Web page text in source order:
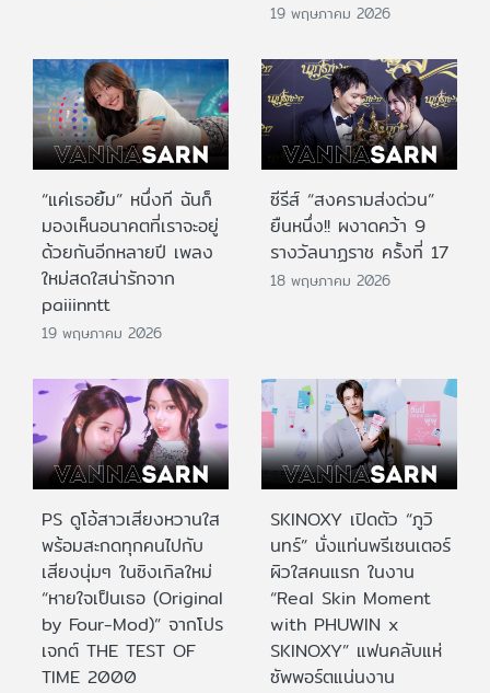
19 พฤษภาคม 2026
“แค่เธอยิ้ม” หนึ่งที ฉันก็
มองเห็นอนาคตที่เราจะอยู่
ด้วยกันอีกหลายปี เพลง
ใหม่สดใสน่ารักจาก
paiiinntt
19 พฤษภาคม 2026
ซีรีส์ “สงครามส่งด่วน”
ยืนหนึ่ง!! ผงาดคว้า 9
รางวัลนาฏราช ครั้งที่ 17
18 พฤษภาคม 2026
PS ดูโอ้สาวเสียงหวานใส
พร้อมสะกดทุกคนไปกับ
เสียงนุ่มๆ ในซิงเกิลใหม่
“หายใจเป็นเธอ (Original
by Four-Mod)” จากโปร
เจกต์ THE TEST OF
TIME 2000
SKINOXY เปิดตัว “ภูวิ
นทร์” นั่งแท่นพรีเซนเตอร์
ผิวใสคนแรก ในงาน
“Real Skin Moment
with PHUWIN x
SKINOXY” แฟนคลับแห่
ซัพพอร์ตแน่นงาน